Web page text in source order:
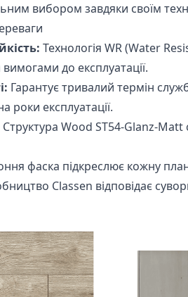
вибором завдяки своїм
Технологія WR (Water
до експлуатації.
Гарантує тривалий термін
роки експлуатації.
Структура Wood ST54-Glanz-
фаска підкреслює кожну
Classen відповідає